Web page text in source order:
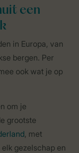
een
in Europa, van
bergen. Per
ook wat je op
om je
grootste
, met
gezelschap en